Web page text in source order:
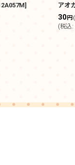
] アオ
30円
(税込: